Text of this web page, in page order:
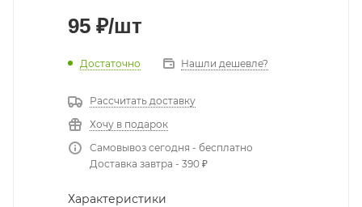
95 ₽/шт
Достаточно Нашли дешевле?
Рассчитать доставку
Хочу в подарок
Самовывоз сегодня - бесплатно
Доставка завтра - 390 ₽
Характеристики